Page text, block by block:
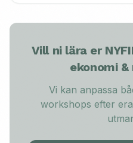
Vill ni lära er
ekonomi
Vi kan anpassa
workshops efter